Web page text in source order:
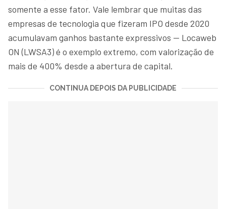
somente a esse fator. Vale lembrar que muitas das
empresas de tecnologia que fizeram IPO desde 2020
acumulavam ganhos bastante expressivos — Locaweb
ON (LWSA3) é o exemplo extremo, com valorização de
mais de 400% desde a abertura de capital.
CONTINUA DEPOIS DA PUBLICIDADE